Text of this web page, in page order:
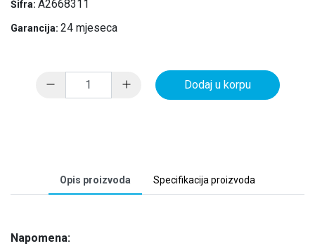
Šifra: A2668311
Garancija: 24 mjeseca
Dodaj u korpu
Opis proizvoda Specifikacija proizvoda
Napomena: